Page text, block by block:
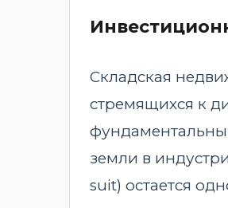
Складская
стремящихся к
земли в
suit) остается